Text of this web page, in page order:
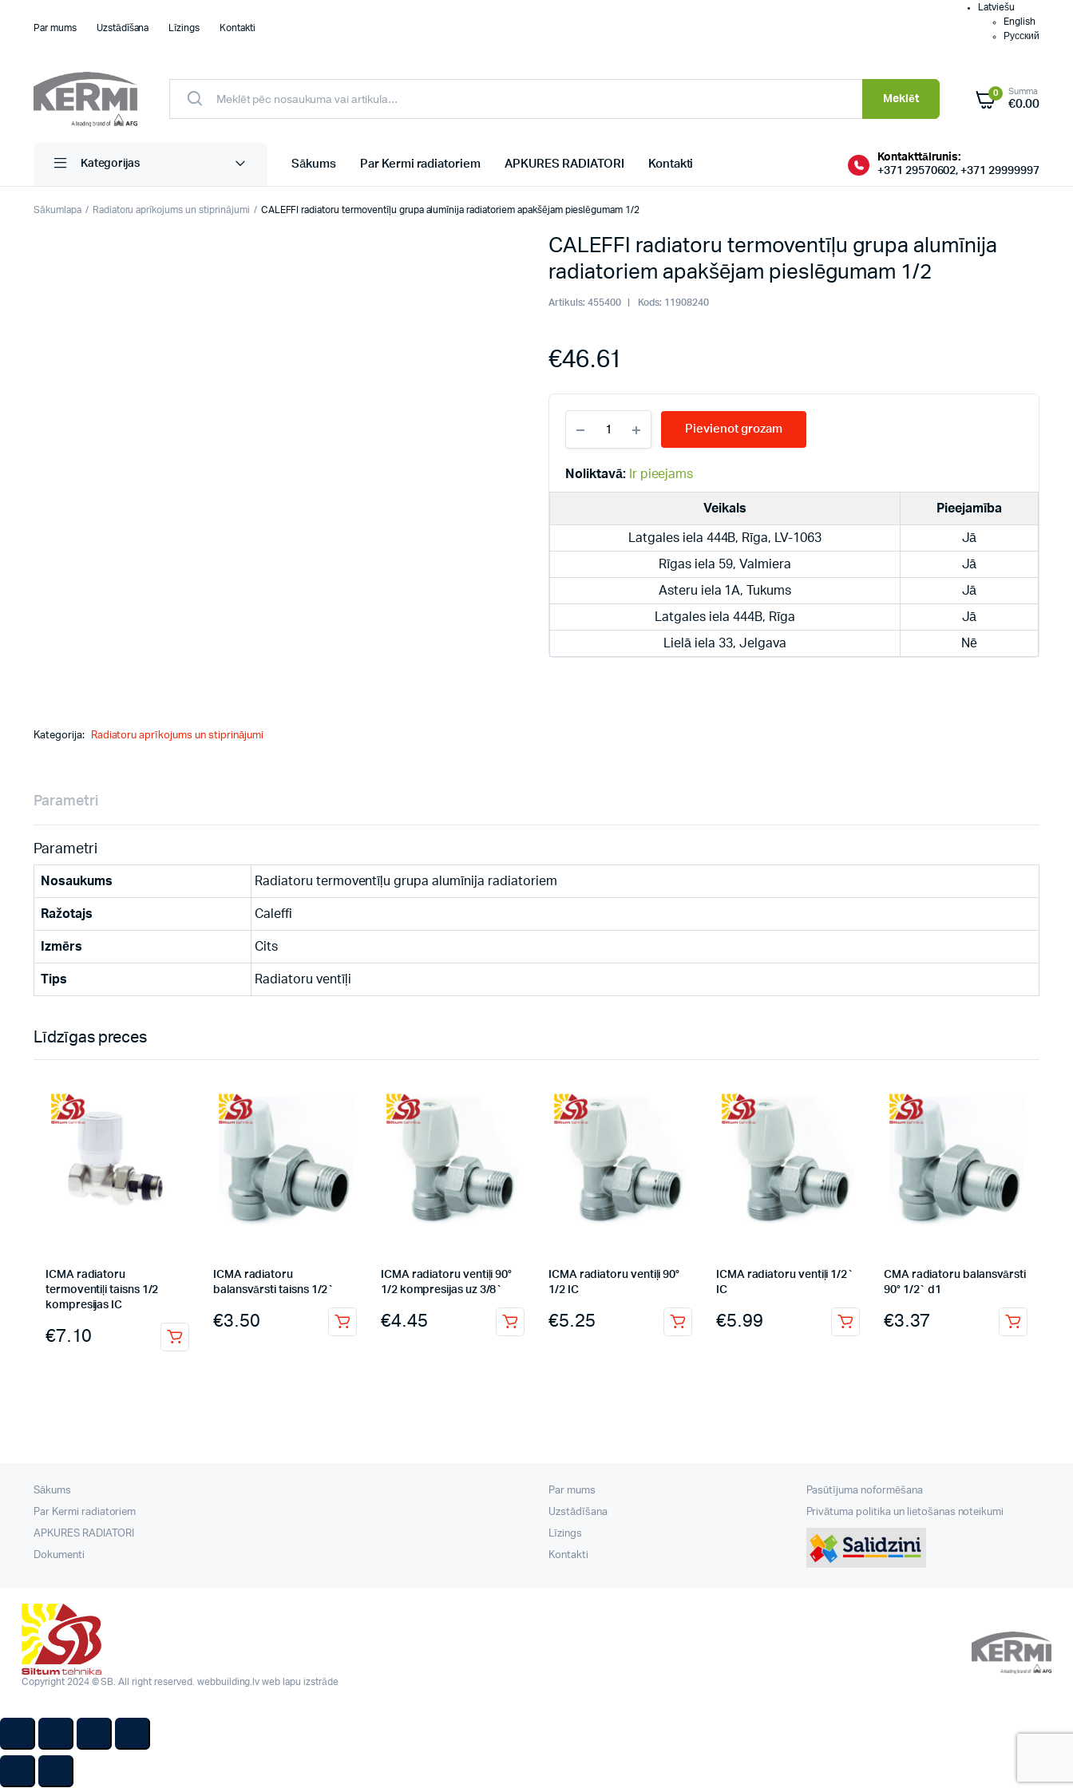
Par mums Uzstādīšana Līzings Kontakti
Latviešu
English
Русский
Meklēt 0 Summa
€0.00
Kategorijas Sākums Par Kermi radiatoriem APKURES RADIATORI Kontakti
Kontakttālrunis:
+371 29570602, +371 29999997
Sākumlapa Radiatoru aprīkojums un stiprinājumi CALEFFI radiatoru termoventīļu grupa alumīnija radiatoriem apakšējam pieslēgumam 1/2
CALEFFI radiatoru termoventīļu grupa alumīnija
radiatoriem apakšējam pieslēgumam 1/2
Artikuls: 455400 Kods: 11908240
€46.61
radiatoru
termoventīļu
alumīnija
radiatoriem
pieslēgumam
quantity
Pievienot grozam
Noliktavā: Ir pieejams
Veikals Pieejamība
Latgales iela 444B, Rīga, LV-1063 Jā
Rīgas iela 59, Valmiera Jā
Asteru iela 1A, Tukums Jā
Latgales iela 444B, Rīga Jā
Lielā iela 33, Jelgava Nē
Kategorija: Radiatoru aprīkojums un stiprinājumi
Parametri
Parametri
Nosaukums Radiatoru termoventīļu grupa alumīnija radiatoriem
Ražotajs Caleffi
Izmērs Cits
Tips Radiatoru ventīļi
Līdzīgas preces
ICMA radiatoru
termoventiļi taisns 1/2
kompresijas IC
€7.10
ICMA radiatoru
balansvārsti taisns 1/2`
€3.50
ICMA radiatoru ventiļi 90°
1/2 kompresijas uz 3/8`
€4.45
ICMA radiatoru ventiļi 90°
1/2 IC
€5.25
ICMA radiatoru ventiļi 1/2`
IC
€5.99
CMA radiatoru balansvārsti
90° 1/2` d1
€3.37
Sākums
Par Kermi radiatoriem
APKURES RADIATORI
Dokumenti
Par mums
Uzstādīšana
Līzings
Kontakti
Pasūtījuma noformēšana
Privātuma politika un lietošanas noteikumi
Copyright 2024 © SB. All right reserved. webbuilding.lvweb lapu izstrāde